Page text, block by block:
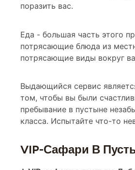
поразить вас.
Еда - большая часть этого
потрясающие блюда из
потрясающие виды вокруг
Выдающийся сервис
том, чтобы вы были
пребывание в пустыне
класса. Испытайте что-то
VIP-Сафари В